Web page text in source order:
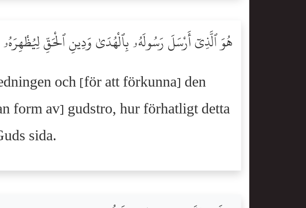
هُوَ ٱلَّذِىٓ أَرْسَلَ رَسُولَهُۥ بِٱلْهُدَىٰ وَدِينِ ٱلْحَقِّ
och [för att förkunna] den
form av] gudstro, hur förhatligt detta
sida.